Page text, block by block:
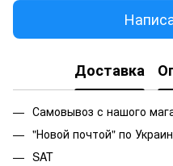
Доставка
Самовывоз с нашого
"Новой почтой" по
SAT